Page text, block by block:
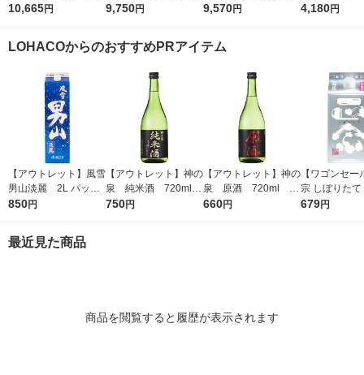
酎 霧島酒造
10,665円
酒類 麦焼酎
9,750円
（1本×6） 芋焼酎 霧
9,570円
25度 4L 1セ
4,180円
LOHACOからのおすすめPRアイテム
【アウトレット】風雪
男山淡麗 2L パック
1本 東亜酒造 日本酒
850円
【アウトレット】神の
泉 純米酒 720ml 1
本 東亜酒造 日本酒
750円
【アウトレット】神の
泉 原酒 720ml 1
本 東亜酒造 日本酒
660円
【ワゴンセー
宗 しぼりたて
ック 900ml
679円
最近見た商品
商品を閲覧すると履歴が表示されます